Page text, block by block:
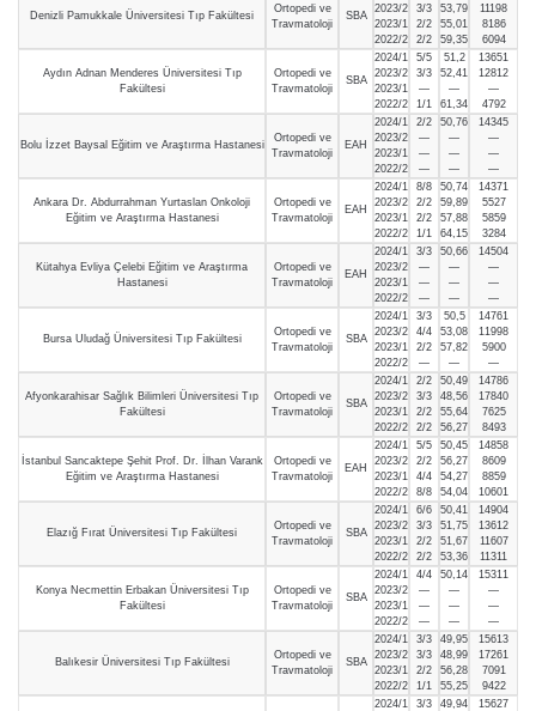
Denizli Pamukkale Üniversitesi Tıp Fakültesi
Ortopedi ve
Travmatoloji
SBA
2023/2
2023/1
2022/2
3/3
2/2
2/2
53,79
55,01
59,35
11198
8186
6094
Aydın Adnan Menderes Üniversitesi Tıp
Fakültesi
Ortopedi ve
Travmatoloji
SBA
2024/1
2023/2
2023/1
2022/2
5/5
3/3
—
1/1
51,2
52,41
—
61,34
13651
12812
—
4792
Bolu İzzet Baysal Eğitim ve Araştırma Hastanesi
Ortopedi ve
Travmatoloji
EAH
2024/1
2023/2
2023/1
2022/2
2/2
—
—
—
50,76
—
—
—
14345
—
—
—
Ankara Dr. Abdurrahman Yurtaslan Onkoloji
Eğitim ve Araştırma Hastanesi
Ortopedi ve
Travmatoloji
EAH
2024/1
2023/2
2023/1
2022/2
8/8
2/2
2/2
1/1
50,74
59,89
57,88
64,15
14371
5527
5859
3284
Kütahya Evliya Çelebi Eğitim ve Araştırma
Hastanesi
Ortopedi ve
Travmatoloji
EAH
2024/1
2023/2
2023/1
2022/2
3/3
—
—
—
50,66
—
—
—
14504
—
—
—
Bursa Uludağ Üniversitesi Tıp Fakültesi
Ortopedi ve
Travmatoloji
SBA
2024/1
2023/2
2023/1
2022/2
3/3
4/4
2/2
—
50,5
53,08
57,82
—
14761
11998
5900
—
Afyonkarahisar Sağlık Bilimleri Üniversitesi Tıp
Fakültesi
Ortopedi ve
Travmatoloji
SBA
2024/1
2023/2
2023/1
2022/2
2/2
3/3
2/2
2/2
50,49
48,56
55,64
56,27
14786
17840
7625
8493
İstanbul Sancaktepe Şehit Prof. Dr. İlhan Varank
Eğitim ve Araştırma Hastanesi
Ortopedi ve
Travmatoloji
EAH
2024/1
2023/2
2023/1
2022/2
5/5
2/2
4/4
8/8
50,45
56,27
54,27
54,04
14858
8609
8859
10601
Elazığ Fırat Üniversitesi Tıp Fakültesi
Ortopedi ve
Travmatoloji
SBA
2024/1
2023/2
2023/1
2022/2
6/6
3/3
2/2
2/2
50,41
51,75
51,67
53,36
14904
13612
11607
11311
Konya Necmettin Erbakan Üniversitesi Tıp
Fakültesi
Ortopedi ve
Travmatoloji
SBA
2024/1
2023/2
2023/1
2022/2
4/4
—
—
—
50,14
—
—
—
15311
—
—
—
Balıkesir Üniversitesi Tıp Fakültesi
Ortopedi ve
Travmatoloji
SBA
2024/1
2023/2
2023/1
2022/2
3/3
3/3
2/2
1/1
49,95
48,99
56,28
55,25
15613
17261
7091
9422
2024/1
3/3
49,94
15627